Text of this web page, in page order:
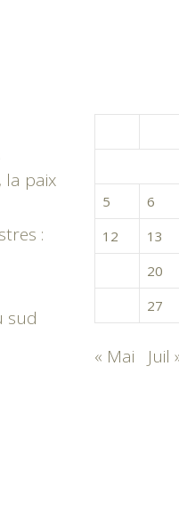
la paix
:
sud
5
6
12
13
20
27
« Mai Juil